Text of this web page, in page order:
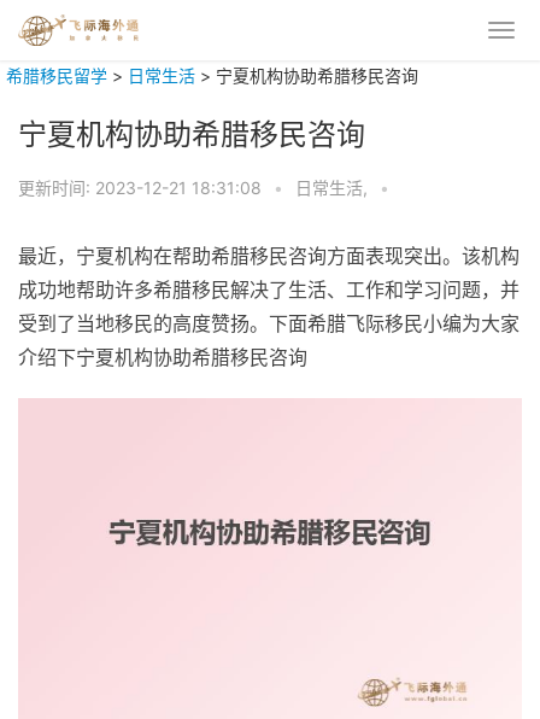
希腊移民留学 > 日常生活 > 宁夏机构协助希腊移民咨询
宁夏机构协助希腊移民咨询
更新时间: 2023-12-21 18:31:08 • 日常生活, •
最近，宁夏机构在帮助希腊移民咨询方面表现突出。该机构
成功地帮助许多希腊移民解决了生活、工作和学习问题，并
受到了当地移民的高度赞扬。下面希腊飞际移民小编为大家
介绍下宁夏机构协助希腊移民咨询